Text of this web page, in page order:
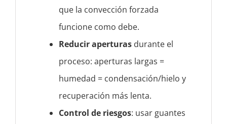
que la convección forzada
funcione como debe.
Reducir aperturas durante el
proceso: aperturas largas =
humedad = condensación/hielo y
recuperación más lenta.
Control de riesgos: usar guantes